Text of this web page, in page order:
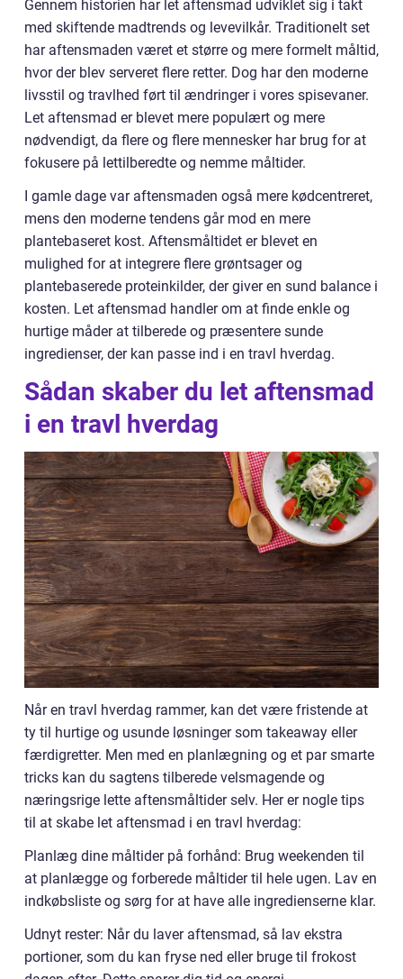
Gennem historien har let aftensmad udviklet sig i takt
med skiftende madtrends og levevilkår. Traditionelt set
har aftensmaden været et større og mere formelt måltid,
hvor der blev serveret flere retter. Dog har den moderne
livsstil og travlhed ført til ændringer i vores spisevaner.
Let aftensmad er blevet mere populært og mere
nødvendigt, da flere og flere mennesker har brug for at
fokusere på lettilberedte og nemme måltider.
I gamle dage var aftensmaden også mere kødcentreret,
mens den moderne tendens går mod en mere
plantebaseret kost. Aftensmåltidet er blevet en
mulighed for at integrere flere grøntsager og
plantebaserede proteinkilder, der giver en sund balance i
kosten. Let aftensmad handler om at finde enkle og
hurtige måder at tilberede og præsentere sunde
ingredienser, der kan passe ind i en travl hverdag.
Sådan skaber du let aftensmad
i en travl hverdag
Når en travl hverdag rammer, kan det være fristende at
ty til hurtige og usunde løsninger som takeaway eller
færdigretter. Men med en planlægning og et par smarte
tricks kan du sagtens tilberede velsmagende og
næringsrige lette aftensmåltider selv. Her er nogle tips
til at skabe let aftensmad i en travl hverdag:
Planlæg dine måltider på forhånd: Brug weekenden til
at planlægge og forberede måltider til hele ugen. Lav en
indkøbsliste og sørg for at have alle ingredienserne klar.
Udnyt rester: Når du laver aftensmad, så lav ekstra
portioner, som du kan fryse ned eller bruge til frokost